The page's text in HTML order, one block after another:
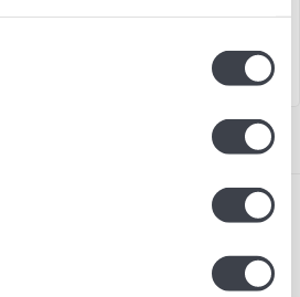
glaselement
€2.400,00